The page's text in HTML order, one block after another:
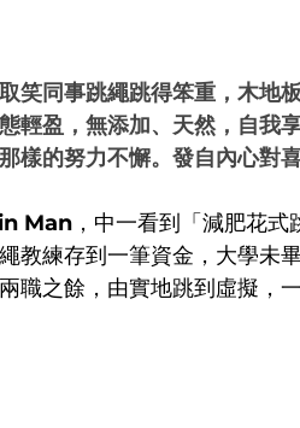
笑同事跳繩跳得笨重，木地
輕盈，無添加、天然，自我
樣的努力不懈。發自內心對
Man ，中一看到「減肥花
教練存到一筆資金，大學未
職之餘，由實地跳到虛擬，